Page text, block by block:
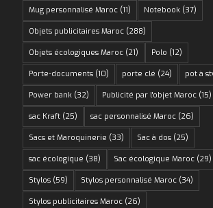
Mug personnalisé Maroc (11) Notebook (37)
Objets publicitaires Maroc (288)
Objets écologiques Maroc (21) Polo (12)
Porte-documents (10) porte clé (24) pot à
Power bank (32) Publicité par l'objet Maroc (15)
sac Kraft (25) sac personnalisé Maroc (26)
Sacs et Maroquinerie (33) Sac à dos (25)
sac écologique (38) Sac écologique Maroc (29)
Stylos (59) Stylos personnalisé Maroc (34)
Stylos publicitaires Maroc (26)